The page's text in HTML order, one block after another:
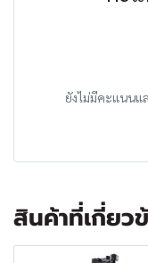
ยังไม่มีคะแนนแ
สินค้าที่เกี่ยว